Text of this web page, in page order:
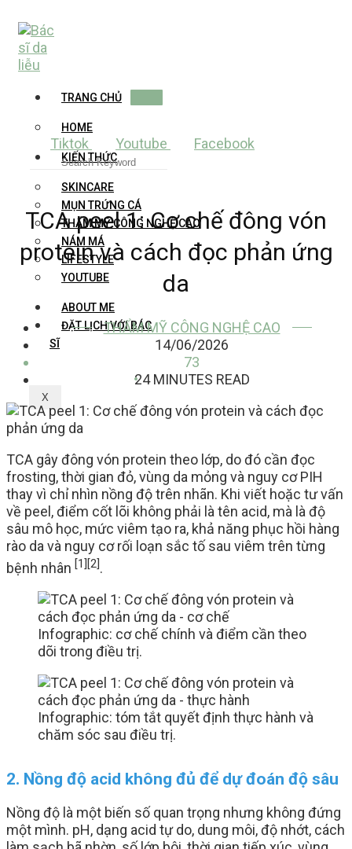
content
TRANG CHỦ
HOME
KIẾN THỨC
SKINCARE
MỤN TRỨNG CÁ
THẨM MỸ CÔNG NGHỆ CAO
NÁM MÁ
LIFESTYLE
YOUTUBE
ABOUT ME
ĐẶT LỊCH VỚI BÁC
SĨ
X
Tiktok Youtube Facebook
TCA peel 1: Cơ chế đông vón
protein và cách đọc phản ứng
da
THẨM MỸ CÔNG NGHỆ CAO
14/06/2026
73
24 MINUTES READ
TCA gây đông vón protein theo lớp, do đó cần đọc
frosting, thời gian đỏ, vùng da mỏng và nguy cơ PIH
thay vì chỉ nhìn nồng độ trên nhãn. Khi viết hoặc tư vấn
về peel, điểm cốt lõi không phải là tên acid, mà là độ
sâu mô học, mức viêm tạo ra, khả năng phục hồi hàng
rào da và nguy cơ rối loạn sắc tố sau viêm trên từng
bệnh nhân [1] [2].
Infographic: cơ chế chính và điểm cần theo
dõi trong điều trị.
Infographic: tóm tắt quyết định thực hành và
chăm sóc sau điều trị.
2. Nồng độ acid không đủ để dự đoán độ sâu
Nồng độ là một biến số quan trọng nhưng không đứng
một mình. pH, dạng acid tự do, dung môi, độ nhớt, cách